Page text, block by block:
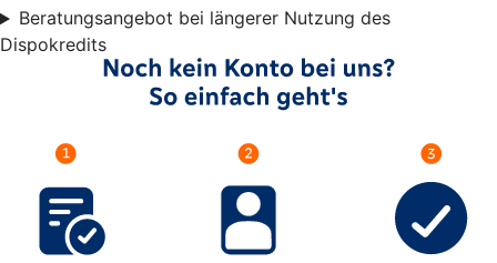
Beratungsangebot bei längerer Nutzung des
Dispokredits